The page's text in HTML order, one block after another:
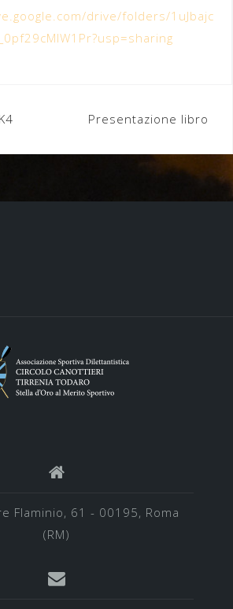
drive/folders/1uJbajc
Presentazione libro
Flaminio, 61 - 00195, Roma
(RM)